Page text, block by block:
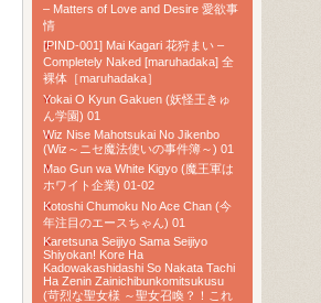
– Matters of Love and Desire 愛欲事
情
[PIND-001] Mai Kagari 花狩まい –
Completely Naked [maruhadaka] 全
裸体［maruhadaka］
Yokai O Kyun Gakuen (妖怪王きゅ
ん学園) 01
Wiz Nise Mahotsukai No Jikenbo
(Wiz～ニセ魔法使いの事件簿～) 01
Mao Gun wa White Kigyo (魔王軍は
ホワイト企業) 01-02
Kotoshi Chumoku No Ace Chan (今
年注目のエースちゃん) 01
Karetsuna Seijiyo Sama Seijiyo
Shiyokan! Kore Ha
Kadowakashidashi So Nakata Tachi
Ha Zenin Zainichibunkomitsukusu
(苛烈な聖女様 ～聖女召喚？！これ